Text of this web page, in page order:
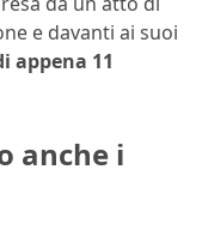
e davanti ai suoi
appena 11
anche i